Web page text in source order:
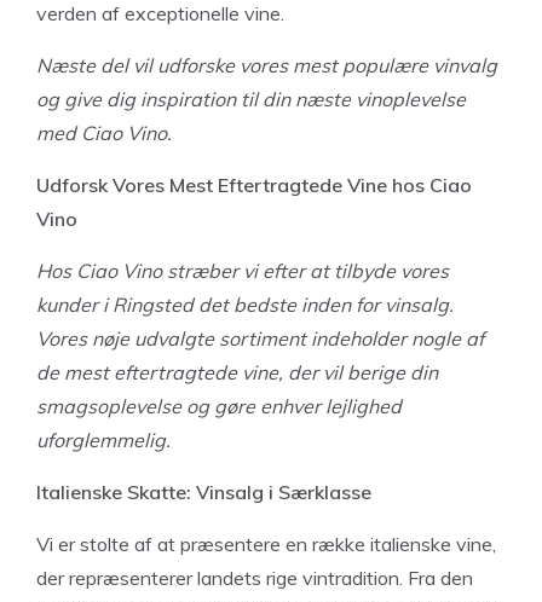
verden af exceptionelle vine.
Næste del vil udforske vores mest populære vinvalg
og give dig inspiration til din næste vinoplevelse
med Ciao Vino.
Udforsk Vores Mest Eftertragtede Vine hos Ciao
Vino
Hos Ciao Vino stræber vi efter at tilbyde vores
kunder i Ringsted det bedste inden for vinsalg.
Vores nøje udvalgte sortiment indeholder nogle af
de mest eftertragtede vine, der vil berige din
smagsoplevelse og gøre enhver lejlighed
uforglemmelig.
Italienske Skatte: Vinsalg i Særklasse
Vi er stolte af at præsentere en række italienske vine,
der repræsenterer landets rige vintradition. Fra den